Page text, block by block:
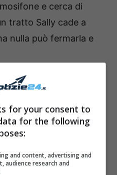
e cerca di
tratto Sally cade a
nulla può fermarla e
for your consent to
for the following
and content, advertising and
audience research and